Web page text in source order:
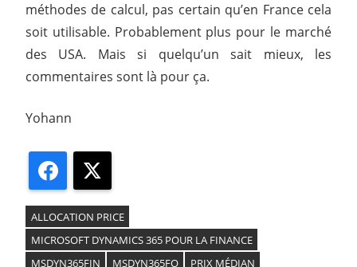
méthodes de calcul, pas certain qu’en France cela
soit utilisable. Probablement plus pour le marché
des USA. Mais si quelqu’un sait mieux, les
commentaires sont là pour ça.
Yohann
Facebook
ALLOCATION PRICE
MICROSOFT DYNAMICS 365 POUR LA FINANCE
MSDYN365FIN
MSDYN365FO PRIX MÉDIAN